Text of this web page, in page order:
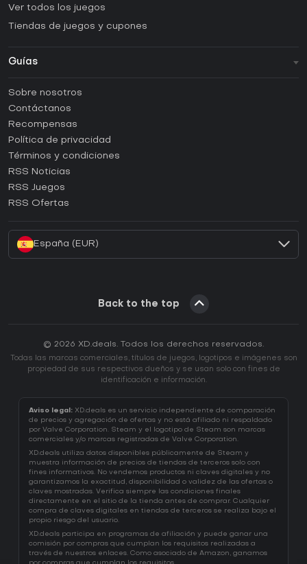
Ver todos los juegos
Tiendas de juegos y cupones
Guías
Guías y tutoriales
¿Cómo activar una CD Key de Steam?
¿Cómo activar una CD Key de Epic Games?
¿Cómo activar una CD Key de GOG?
¿Cómo activar una CD Key de Ubisoft Connect?
Sobre nosotros
Contáctanos
Recompensas
Política de privacidad
Términos y condiciones
RSS Noticias
RSS Juegos
RSS Ofertas
España (EUR)
Back to the top
© 2026 XD.deals. Todos los derechos reservados.
Todas las marcas comerciales, títulos de juegos, logotipos e imágenes son
propiedad de sus respectivos dueños y se usan solo con fines de
identificación e información.
Aviso legal: XD.deals es un servicio independiente de comparación
de precios y agregación de ofertas y no está afiliado ni respaldado
por Valve Corporation. Steam y el logotipo de Steam son marcas
comerciales y/o marcas registradas de Valve Corporation.
XD.deals utiliza datos disponibles públicamente de Steam y
muestra información de precios de tiendas de terceros solo con
fines informativos. No vendemos productos ni claves digitales y no
garantizamos la exactitud, disponibilidad o validez de las ofertas o
claves mostradas. Verifica siempre las condiciones finales
directamente en el sitio de la tienda antes de comprar. Cualquier
compra de claves digitales en tiendas de terceros se realiza bajo el
propio riesgo del usuario.
XD.deals participa en programas de afiliación y puede ganar una
comisión por compras que cumplan los requisitos realizadas a
través de nuestros enlaces. Como asociado de Amazon, ganamos